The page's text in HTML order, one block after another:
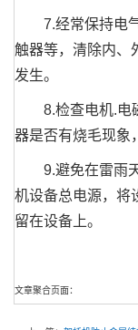
7.经常保持电气
触器等，清除内、
发生。
8.检查电机.电磁
器是否有烧毛现象
9.避免在雷雨天
机设备总电源，将
留在设备上。
文章聚合页面：